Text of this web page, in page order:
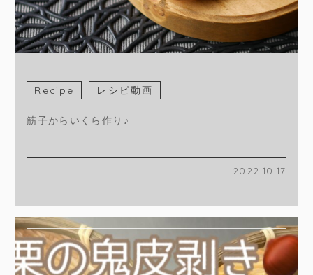
Recipe レシピ動画
筋子からいくら作り♪
2022.10.17